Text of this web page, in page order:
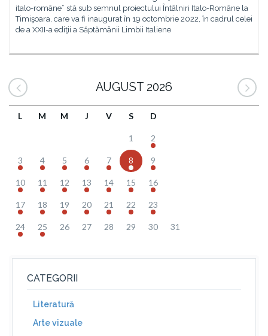
italo-române” stă sub semnul proiectului Întâlniri Italo-Române la
Timişoara, care va fi inaugurat în 19 octombrie 2022, în cadrul celei
de a XXII-a ediţii a Săptămânii Limbii Italiene
AUGUST 2026
L M M J V S D
1 2
3 4 5 6 7 8 9
10 11 12 13 14 15 16
17 18 19 20 21 22 23
24 25 26 27 28 29 30 31
CATEGORII
Literatură
Arte vizuale